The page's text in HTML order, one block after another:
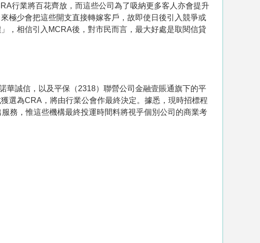
行業將百花齊放，而這些公司為了吸納更多客人亦會提升
極少會把這些開支直接轉嫁客戶，故即使日後引入競爭或
，相信引入MCRA後，對市民而言，最大好處是取閱信貸
華誠信，以及平保（2318）聯營公司金融壹賬通旗下的平
選為CRA，將由行業公會作最終決定。據悉，現時招標程
務，惟這些機構最終投運時間料將視乎個別公司的商業考